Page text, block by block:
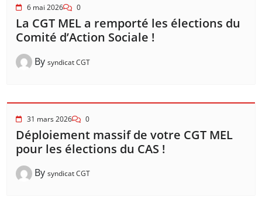
6 mai 2026 0
La CGT MEL a remporté les élections du
Comité d’Action Sociale !
By syndicat CGT
31 mars 2026 0
Déploiement massif de votre CGT MEL
pour les élections du CAS !
By syndicat CGT